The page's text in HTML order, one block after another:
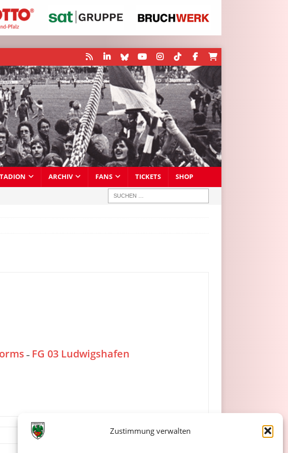
Zustimmung verwalten
ARCHIV FANS TICKETS SHOP
– FG 03 Ludwigshafen